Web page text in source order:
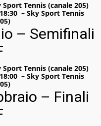
Tennis (canale 205)
– Sky Sport Tennis
– Semifinali
Tennis (canale 205)
– Sky Sport Tennis
– Finali